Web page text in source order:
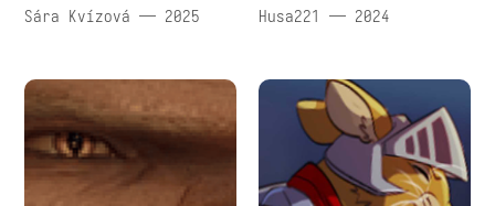
Sára Kvízová — 2025 Husa221 — 2024